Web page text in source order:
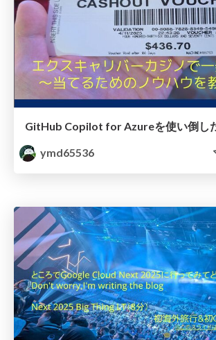
GitHub Copilot for Azureを使い倒し
ymd65536